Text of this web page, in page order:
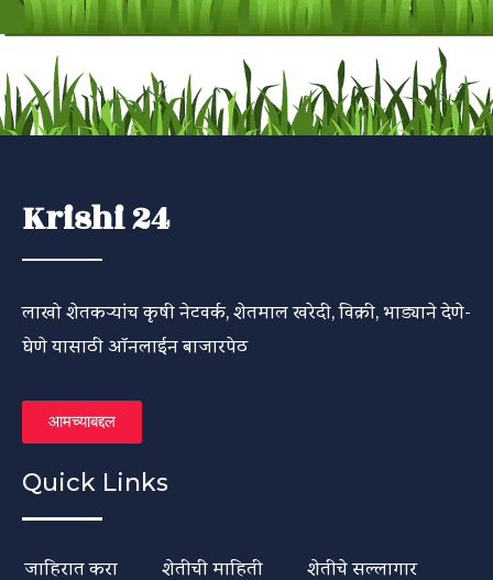
Krishi 24
लाखो शेतकऱ्यांच कृषी नेटवर्क, शेतमाल खरेदी, विक्री, भाड्याने देणे-
घेणे यासाठी ऑनलाईन बाजारपेठ
आमच्याबद्दल
Quick Links
जाहिरात करा शेतीची माहिती शेतीचे सल्लागार